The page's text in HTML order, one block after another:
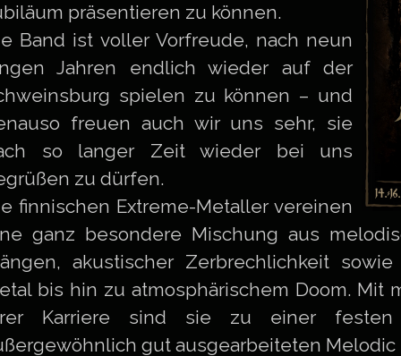
präsentieren zu können.
Band ist voller Vorfreude, nach neun
Jahren endlich wieder auf der
spielen zu können – und
freuen auch wir uns sehr, sie
so langer Zeit wieder bei uns
zu dürfen.
finnischen Extreme-Metaller vereinen
ganz besondere Mischung aus
akustischer Zerbrechlichkeit
bis hin zu atmosphärischem Doom. Mit
Karriere sind sie zu einer
gut ausgearbeiteten Melodic